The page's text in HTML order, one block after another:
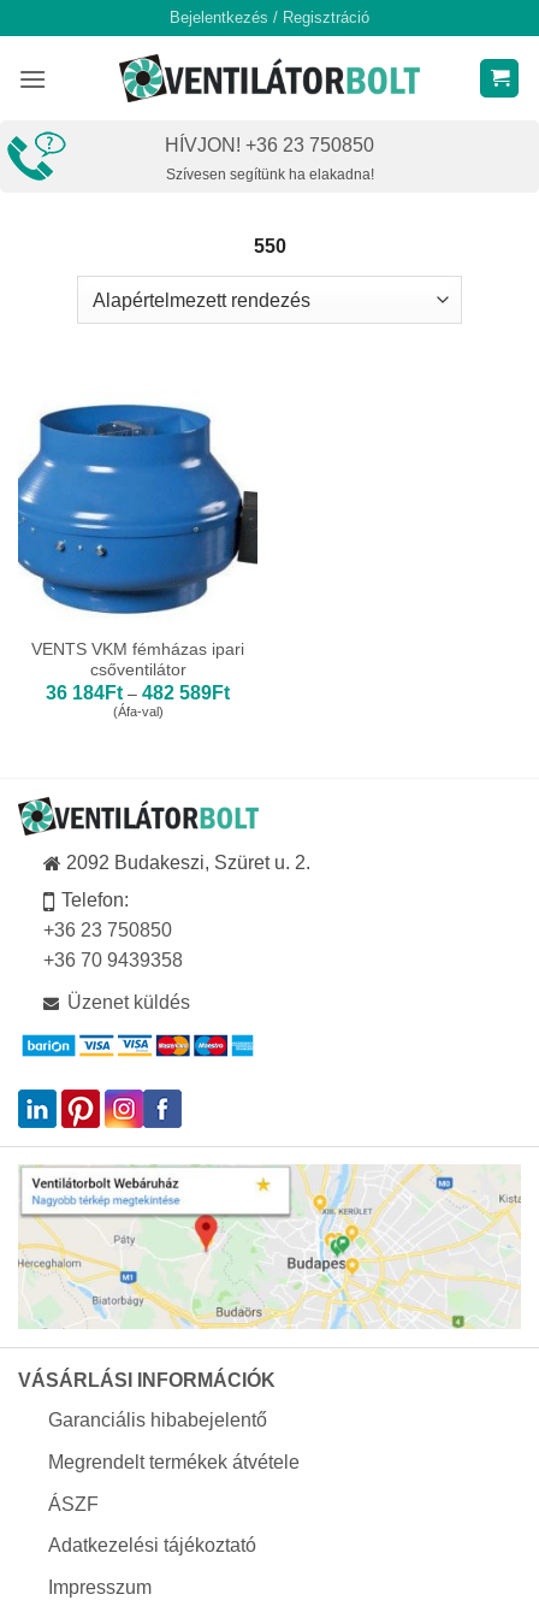
content
Bejelentkezés / Regisztráció
HÍVJON! +36 23 750850
Szívesen segítünk ha elakadna!
550
VENTS VKM fémházas ipari
csőventilátor
36 184Ft – 482 589FtÁrtartomány:
(Áfa-val)
2092 Budakeszi, Szüret u. 2.
Telefon:
+36 23 750850
+36 70 9439358
Üzenet küldés
VÁSÁRLÁSI INFORMÁCIÓK
Garanciális hibabejelentő
Megrendelt termékek átvétele
ÁSZF
Adatkezelési tájékoztató
Impresszum